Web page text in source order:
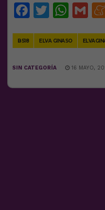
Facebook
Twitter
BS18 ELVA GINASO
SIN CATEGORÍA 16 MAYO,